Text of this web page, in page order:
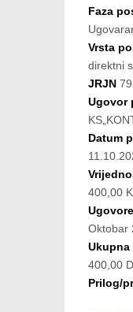
Faza
Vrsta
direktni
JRJN
Ugovor
Datum
400,00
Oktobar
Ukupna
400,00
Prilog/